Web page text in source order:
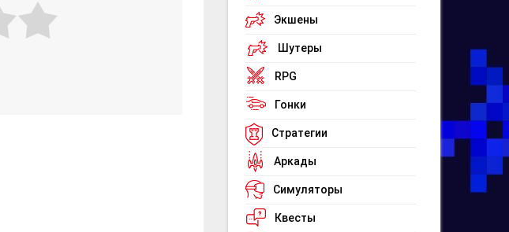
Экшены
Шутеры
RPG
Гонки
Стратегии
Аркады
Симуляторы
Квесты